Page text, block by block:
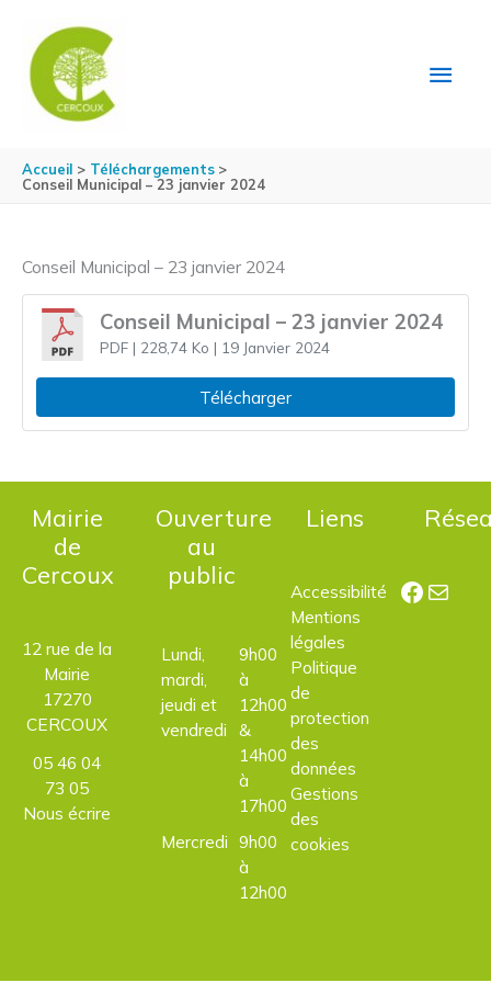
Accueil
Téléchargements
Conseil Municipal – 23 janvier 2024
Conseil Municipal – 23 janvier 2024
Conseil Municipal – 23 janvier 2024
PDF| 228,74 Ko | 19 Janvier 2024
Télécharger
Mairie
de
Cercoux
12 rue de la
Mairie
17270
CERCOUX
05 46 04
73 05
Nous écrire
Ouverture
au
public
Lundi,
mardi,
jeudi et
vendredi
9h00
à
12h00
&
14h00
à
17h00
Mercredi 9h00
à
12h00
Liens
Accessibilité
Mentions
légales
Politique
de
protection
des
données
Gestions
des
cookies
E-mail